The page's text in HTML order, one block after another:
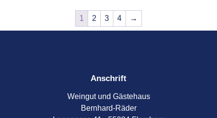
1 2 3 4 →
Anschrift
Weingut und Gästehaus
Bernhard-Räder